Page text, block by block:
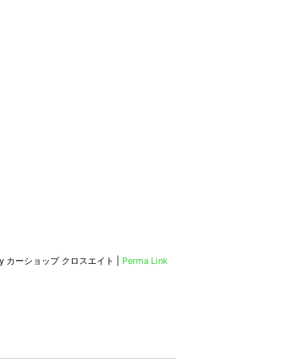
カーショップ クロスエイト Perma Link